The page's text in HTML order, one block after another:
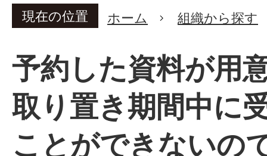
現在の位置 ホーム 組織から探す
予約した資料が用
取り置き期間中に
ことができないの